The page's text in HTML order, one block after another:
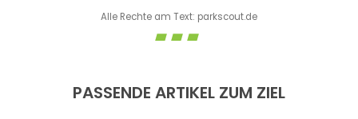
Alle Rechte am Text: parkscout.de
PASSENDE ARTIKEL ZUM ZIEL